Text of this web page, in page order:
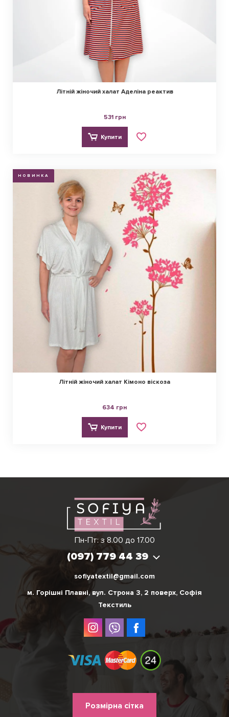
Літній жіночий халат Аделіна реактив
531 грн
Купити
НОВИНКА
Літній жіночий халат Кімоно віскоза
634 грн
Купити
Пн-Пт: з 8.00 до 17.00
(097) 779 44 39
Вікторія
(097) 779 44 39
sofiyatextil@gmail.com
м. Горішні Плавні, вул. Строна 3, 2 поверх, Софія
Текстиль
Розмірна сітка